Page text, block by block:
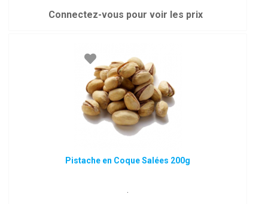
Connectez-vous pour voir les prix
Pistache en Coque Salées 200g
.